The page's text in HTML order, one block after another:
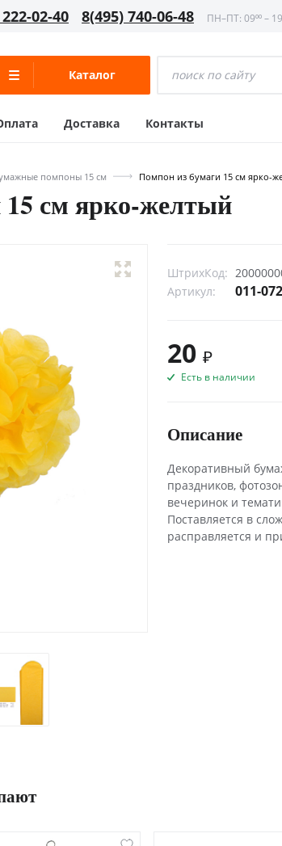
02-40 8(495) 740-06-48 ПН–ПТ: 09⁰⁰ –
Каталог
Доставка Контакты
помпоны 15 см Помпон из бумаги 15 см ярко-
см ярко-желтый
ШтрихКод:
Артикул:
011-
20 ₽
Есть в наличии
Описание
Декоративный
праздников,
вечеринок и
Поставляется в
расправляется и